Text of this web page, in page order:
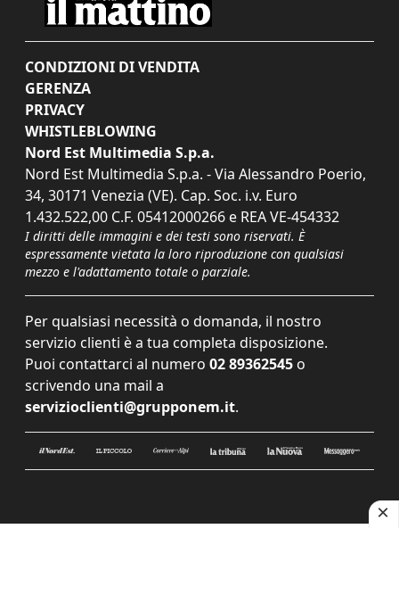
CONDIZIONI DI VENDITA
GERENZA
PRIVACY
WHISTLEBLOWING
Nord Est Multimedia S.p.a.
Nord Est Multimedia S.p.a. - Via Alessandro Poerio,
34, 30171 Venezia (VE). Cap. Soc. i.v. Euro
1.432.522,00 C.F. 05412000266 e REA VE-454332
I diritti delle immagini e dei testi sono riservati. È
espressamente vietata la loro riproduzione con qualsiasi
mezzo e l'adattamento totale o parziale.
Per qualsiasi necessità o domanda, il nostro
servizio clienti è a tua completa disposizione.
Puoi contattarci al numero 02 89362545 o
scrivendo una mail a
servizioclienti@grupponem.it.